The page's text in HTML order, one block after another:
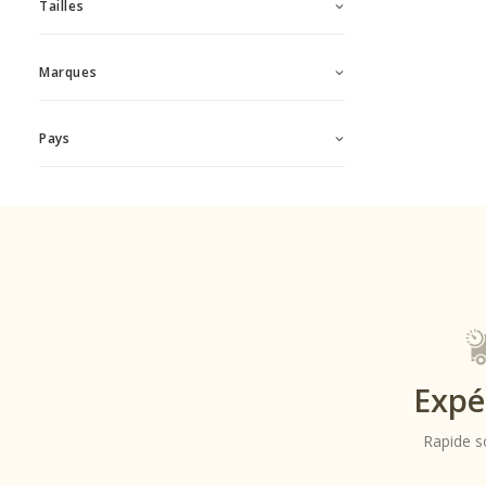
Tailles
Marques
Pays
Rapide